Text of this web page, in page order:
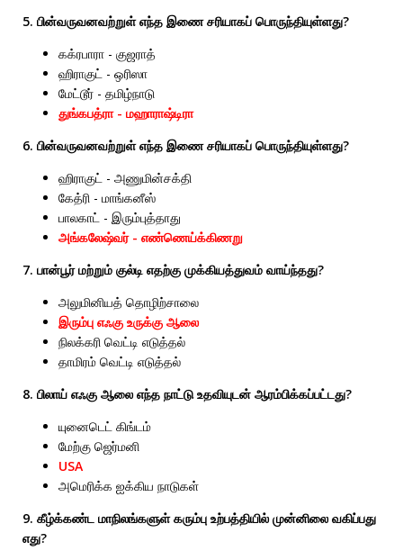
5. பின்வருவனவற்றுள் எந்த இணை சரியாகப் பொருந்தியுள்ளது?
கக்ரபாரா - குஜராத்
ஹிராகுட் - ஒரிஸா
மேட்டூர் - தமிழ்நாடு
துங்கபத்ரா - மஹாராஷ்டிரா
6. பின்வருவனவற்றுள் எந்த இணை சரியாகப் பொருந்தியுள்ளது?
ஹிராகுட் - அணுமின்சக்தி
கேத்ரி - மாங்கனீஸ்
பாலகாட் - இரும்புத்தாது
அங்கலேஷ்வர் - எண்ணெய்க்கிணறு
7. பான்பூர் மற்றும் குல்டி எதற்கு முக்கியத்துவம் வாய்ந்தது?
அலுமினியத் தொழிற்சாலை
இரும்பு எஃகு உருக்கு ஆலை
நிலக்கரி வெட்டி எடுத்தல்
தாமிரம் வெட்டி எடுத்தல்
8. பிலாய் எஃகு ஆலை எந்த நாட்டு உதவியுடன் ஆரம்பிக்கப்பட்டது?
யுனைடெட் கிங்டம்
மேற்கு ஜெர்மனி
USA
அமெரிக்க ஐக்கிய நாடுகள்
9. கீழ்க்கண்ட மாநிலங்களுள் கரும்பு உற்பத்தியில் முன்னிலை வகிப்பது
எது?